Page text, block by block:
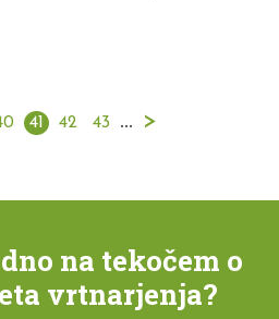
41 42 43 ... >
na tekočem o
vrtnarjenja?